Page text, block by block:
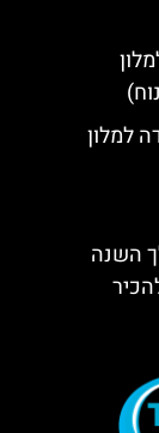
למלון
השנה